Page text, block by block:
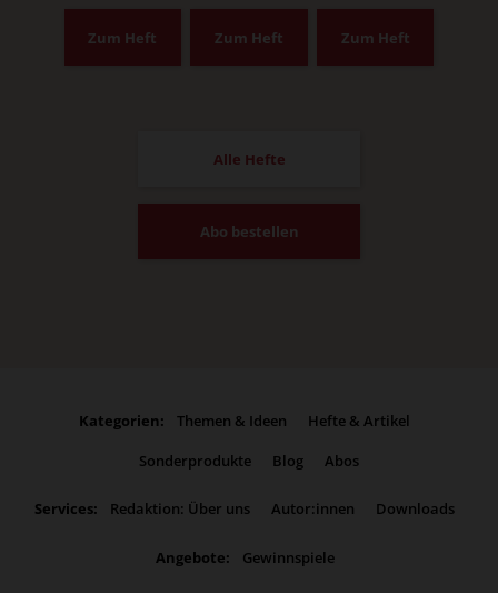
Zum Heft Zum Heft Zum Heft
Alle Hefte
Abo bestellen
Kategorien: Themen & Ideen
Hefte & Artikel
Sonderprodukte
Blog Abos
Services: Redaktion: Über uns Autor:innen Downloads
Angebote: Gewinnspiele